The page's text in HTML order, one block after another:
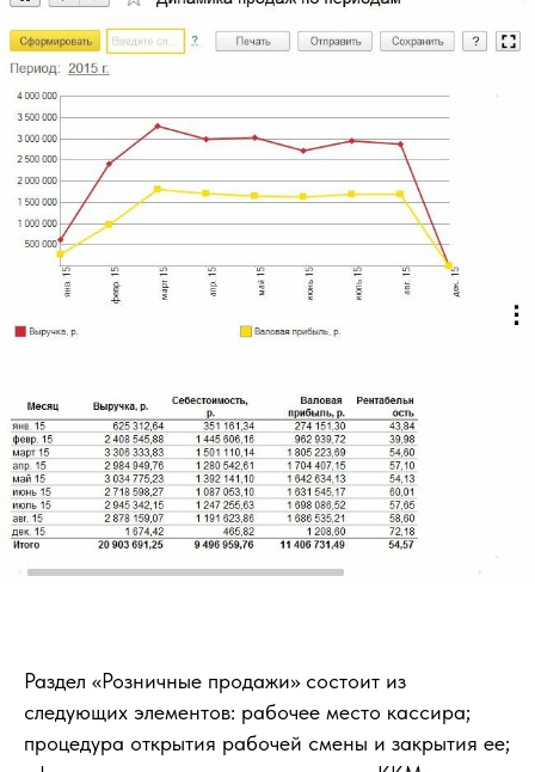
Раздел «Розничные продажи» состоит из
следующих элементов: рабочее место кассира;
процедура открытия рабочей смены и закрытия ее;